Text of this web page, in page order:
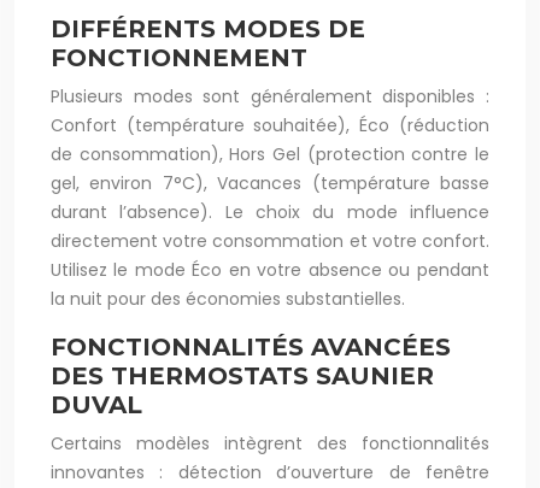
DIFFÉRENTS MODES DE
FONCTIONNEMENT
Plusieurs modes sont généralement disponibles :
Confort (température souhaitée), Éco (réduction
de consommation), Hors Gel (protection contre le
gel, environ 7°C), Vacances (température basse
durant l’absence). Le choix du mode influence
directement votre consommation et votre confort.
Utilisez le mode Éco en votre absence ou pendant
la nuit pour des économies substantielles.
FONCTIONNALITÉS AVANCÉES
DES THERMOSTATS SAUNIER
DUVAL
Certains modèles intègrent des fonctionnalités
innovantes : détection d’ouverture de fenêtre